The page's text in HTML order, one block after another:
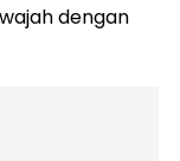
dengan